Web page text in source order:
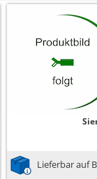
Lieferbar auf